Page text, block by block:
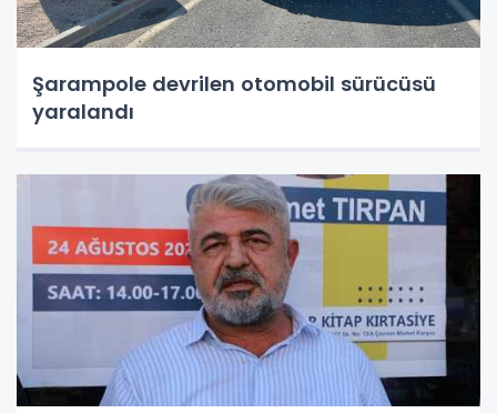
Şarampole devrilen otomobil sürücüsü
yaralandı